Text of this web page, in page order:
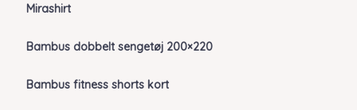
Mirashirt
Bambus dobbelt sengetøj 200×220
Bambus fitness shorts kort